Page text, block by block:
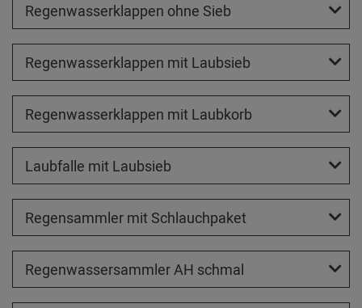
Regenwasserklappen ohne Sieb
Regenwasserklappen mit Laubsieb
Regenwasserklappen mit Laubkorb
Laubfalle mit Laubsieb
Regensammler mit Schlauchpaket
Regenwassersammler AH schmal